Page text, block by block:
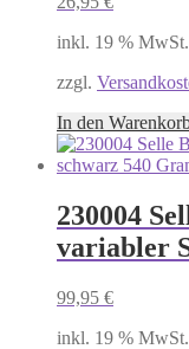
inkl. 19 % MwSt.
zzgl.
In den
230004
variabler
99,95 €
inkl. 19 % MwSt.